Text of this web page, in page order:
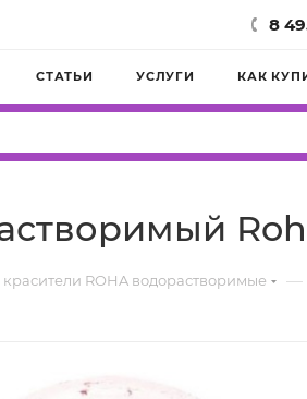
8
СТАТЬИ УСЛУГИ КАК
красители ROHA водорастворимые —